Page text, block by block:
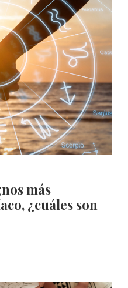
más
¿cuáles son